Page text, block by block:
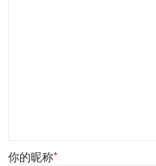
你的昵称*